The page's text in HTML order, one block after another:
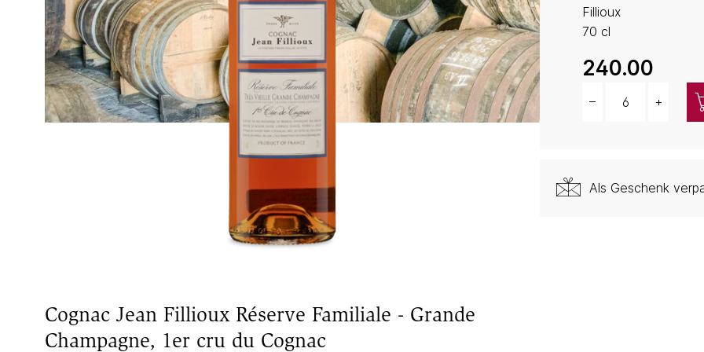
Fillioux
70 cl
240.00
– +
Als Geschenk
Cognac Jean Fillioux Réserve Familiale - Grande
Champagne, 1er cru du Cognac